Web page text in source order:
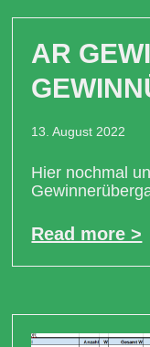
AR
13. August 2022
Hier nochmal
Read more >